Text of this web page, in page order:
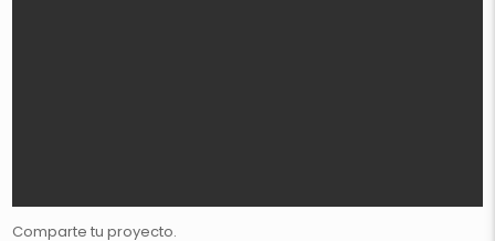
Comparte tu proyecto.